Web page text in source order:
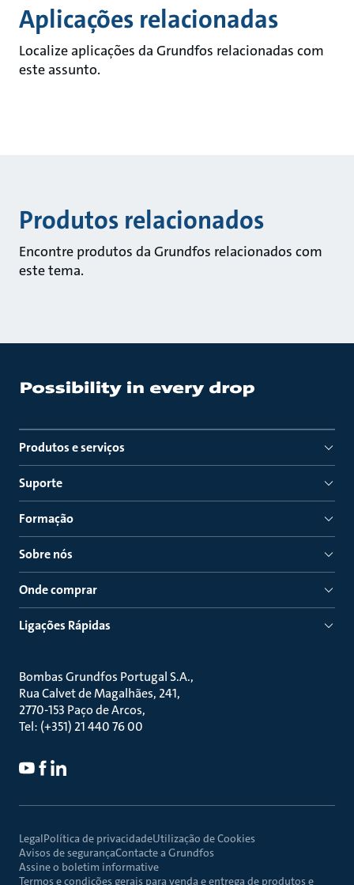
Aplicações relacionadas
Localize aplicações da Grundfos relacionadas com
este assunto.
Produtos relacionados
Encontre produtos da Grundfos relacionados com
este tema.
Produtos e serviços
Suporte
Formação
Sobre nós
Onde comprar
Ligações Rápidas
Bombas Grundfos Portugal S.A.
Rua Calvet de Magalhães, 241
2770-153 Paço de Arcos
Tel: (+351) 21 440 76 00
LegalPolítica de privacidadeUtilização de Cookies
Avisos de segurançaContacte a Grundfos
Assine o boletim informative
Termos e condições gerais para venda e entrega de produtos e